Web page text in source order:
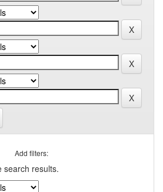
Add filters:
search results.